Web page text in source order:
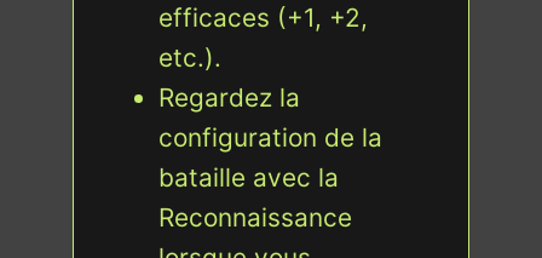
efficaces (+1, +2,
etc.).
Regardez la
configuration de la
bataille avec la
Reconnaissance